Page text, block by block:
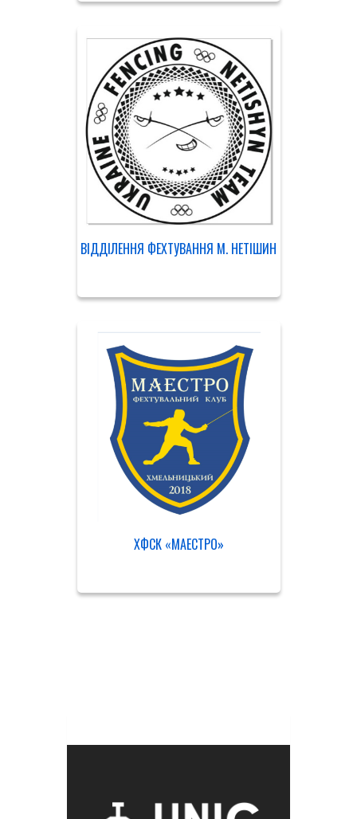
ВІДДІЛЕННЯ ФЕХТУВАННЯ М. НЕТІШИН
ХФСК «МАЕСТРО»